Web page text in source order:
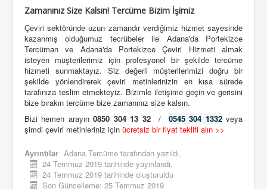
Zamanınız Size Kalsın! Tercüme Bizim İşimiz
Çeviri sektöründe uzun zamandır verdiğimiz hizmet sayesinde
kazanmış olduğumuz tecrübeler ile Adana'da Portekizce
Tercüman ve Adana'da Portekizce Çeviri Hizmeti almak
isteyen müşterilerimiz için profesyonel bir şekilde tercüme
hizmeti sunmaktayız. Siz değerli müşterilerimizi doğru bir
şekilde yönlendirerek çeviri metinlerinizin en kısa sürede
tarafınıza teslim etmekteyiz. Bizimle iletişime geçin ve gerisini
bize bırakın tercüme bize zamanınız size kalsın.
Bizi hemen arayın0850 304 13 32/ 0545 304 1332veya
şimdi çeviri metinleriniz için ücretsiz bir fiyat teklifi alın >>
Ayrıntılar Adana Tercüme tarafından yazıldı.
24 Temmuz 2019 tarihinde yayınlandı.
24 Temmuz 2019 tarihinde oluşturuldu
Son Güncelleme: 25 Temmuz 2019